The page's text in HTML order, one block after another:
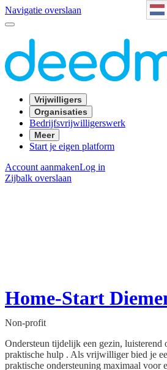
Navigatie overslaan
Vrijwilligers
Organisaties
Bedrijfsvrijwilligerswerk
Meer
Start je eigen platform
Account aanmakenLog in
Zijbalk overslaan
Home-Start
Non-profit
Ondersteun tijdelijk een gezin, luisterend
praktische hulp . Als vrijwilliger bied je
praktische ondersteuning maximaal voor